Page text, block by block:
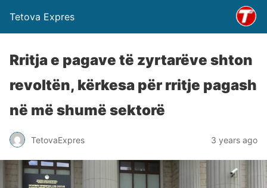
Tetova Expres
Rritja e pagave të zyrtarëve shton
revoltën, kërkesa për rritje pagash
në më shumë sektorë
TetovaExpres 3 years ago